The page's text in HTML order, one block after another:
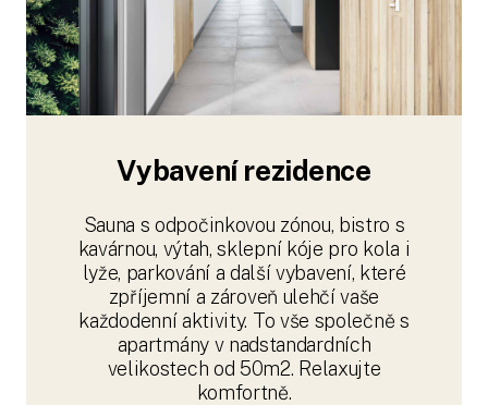
Vybavení rezidence
Sauna s odpočinkovou zónou, bistro s
kavárnou, výtah, sklepní kóje pro kola i
lyže, parkování a další vybavení, které
zpříjemní a zároveň ulehčí vaše
každodenní aktivity. To vše společně s
apartmány v nadstandardních
velikostech od 50m2. Relaxujte
komfortně.